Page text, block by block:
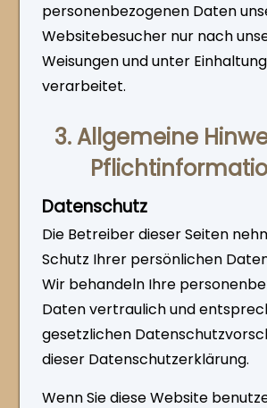
personenbezogenen Daten
Websitebesucher nur nach
Weisungen und unter
verarbeitet.
3. Allgemeine
Datenschutz
Die Betreiber dieser Seiten
Schutz Ihrer persönlichen
Wir behandeln Ihre
Daten vertraulich und
gesetzlichen
dieser Datenschutzerklärung.
Wenn Sie diese Website